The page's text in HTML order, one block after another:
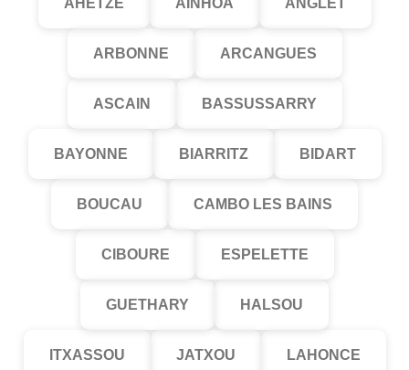
AHETZE AINHOA ANGLET
ARBONNE ARCANGUES
ASCAIN BASSUSSARRY
BAYONNE BIARRITZ BIDART
BOUCAU CAMBO LES BAINS
CIBOURE ESPELETTE
GUETHARY HALSOU
ITXASSOU JATXOU LAHONCE